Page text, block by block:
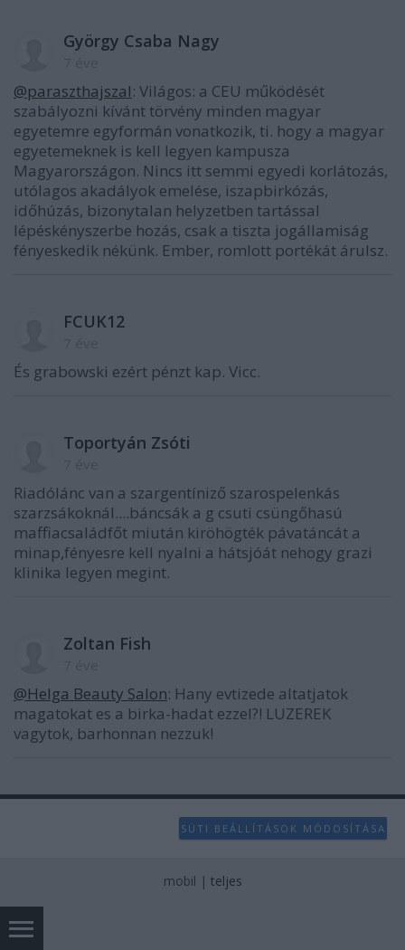
György Csaba Nagy
@paraszthajszal: Világos: a CEU működését
szabályozni kívánt törvény minden magyar
egyetemre egyformán vonatkozik, ti. hogy a magyar
egyetemeknek is kell legyen kampusza
Magyarországon. Nincs itt semmi egyedi korlátozás,
utólagos akadályok emelése, iszapbirkózás,
időhúzás, bizonytalan helyzetben tartással
lépéskényszerbe hozás, csak a tiszta jogállamiság
fényeskedik nékünk. Ember, romlott portékát árulsz.
FCUK12
És grabowski ezért pénzt kap. Vicc.
Toportyán Zsóti
Riadólánc van a szargentíniző szarospelenkás
szarzsákoknál....báncsák a g csuti csüngőhasú
maffiacsaládfőt miután kiröhögték pávatáncát a
minap,fényesre kell nyalni a hátsjóát nehogy grazi
klinika legyen megint.
Zoltan Fish
@Helga Beauty Salon: Hany evtizede altatjatok
magatokat es a birka-hadat ezzel?! LUZEREK
vagytok, barhonnan nezzuk!
SÜTI BEÁLLÍTÁSOK MÓDOSÍTÁSA
mobil | teljes